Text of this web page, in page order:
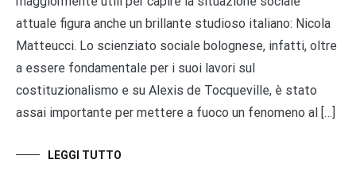
attuale figura anche un brillante studioso italiano: Nicola
Matteucci. Lo scienziato sociale bolognese, infatti, oltre
a essere fondamentale per i suoi lavori sul
costituzionalismo e su Alexis de Tocqueville, è stato
assai importante per mettere a fuoco un fenomeno al […]
LEGGI TUTTO